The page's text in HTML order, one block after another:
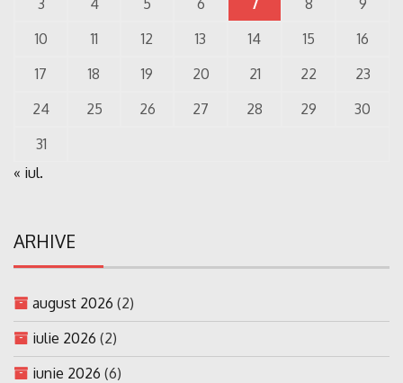
10
11 12 13 14 15
16
17
18 19 20 21 22
23
24
25 26 27 28 29
30
31
« iul.
ARHIVE
august 2026 (2)
iulie 2026 (2)
iunie 2026 (6)